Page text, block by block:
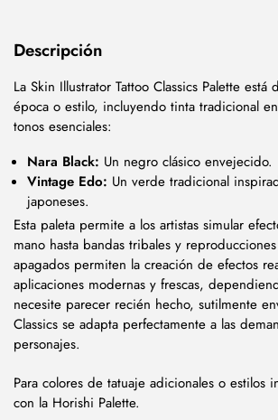
Descripción
La Skin Illustrator Tattoo Classics Palette
época o estilo, incluyendo tinta tradicional
tonos esenciales:
Nara Black: Un negro clásico envejecido.
Vintage Edo: Un verde tradicional
japoneses.
Esta paleta permite a los artistas simular
mano hasta bandas tribales y
apagados permiten la creación de efectos
aplicaciones modernas y frescas,
necesite parecer recién hecho, sutilmente
Classics se adapta perfectamente a las
personajes.
Para colores de tatuaje adicionales o estilos
con la Horishi Palette.